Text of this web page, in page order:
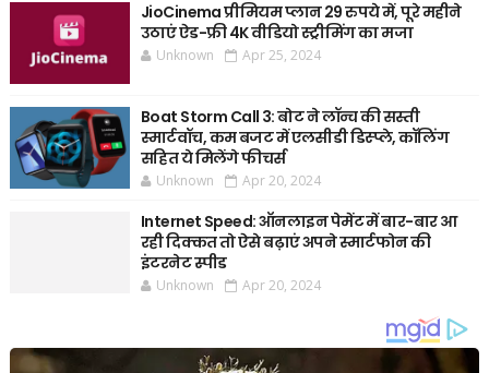
JioCinema प्रीमियम प्लान 29 रुपये में, पूरे महीने
उठाएं ऐड-फ्री 4K वीडियो स्ट्रीमिंग का मजा
Unknown Apr 25, 2024
Boat Storm Call 3: बोट ने लॉन्च की सस्ती
स्मार्टवॉच, कम बजट में एलसीडी डिस्प्ले, कॉलिंग
सहित ये मिलेंगे फीचर्स
Unknown Apr 20, 2024
Internet Speed: ऑनलाइन पेमेंट में बार-बार आ
रही दिक्कत तो ऐसे बढ़ाएं अपने स्मार्टफोन की
इंटरनेट स्पीड
Unknown Apr 20, 2024